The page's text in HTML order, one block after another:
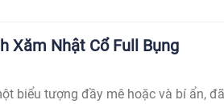
Xăm Nhật Cổ Full Bụng
biểu tượng đầy mê hoặc và bí ẩn, đã